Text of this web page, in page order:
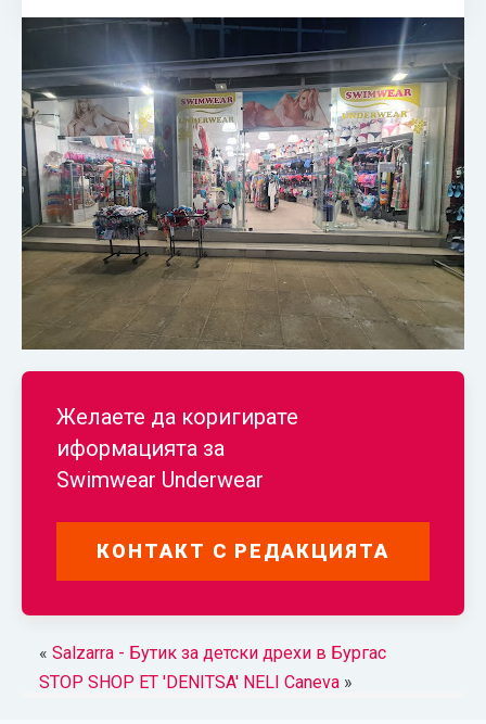
Желаете да коригирате
иформацията за
Swimwear Underwear
КОНТАКТ С РЕДАКЦИЯТА
« Salzarra - Бутик за детски дрехи в Бургас
STOP SHOP ET 'DENITSA' NELI Caneva»